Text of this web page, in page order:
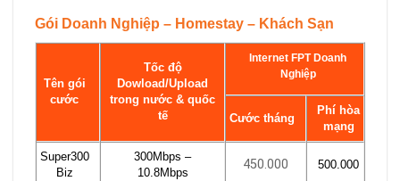
Gói Doanh Nghiệp – Homestay – Khách Sạn
Tên gói
cước
Tốc độ
Dowload/Upload
trong nước & quốc
tế
Internet FPT Doanh
Nghiệp
Cước tháng
Phí hòa
mạng
Super300
Biz
300Mbps –
10.8Mbps
450.000 500.000